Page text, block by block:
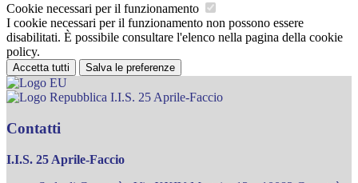
Cookie necessari per il funzionamento
I cookie necessari per il funzionamento non possono essere
disabilitati. È possibile consultare l'elenco nella pagina della cookie
policy.
Accetta tutti Salva le preferenze
I.I.S. 25 Aprile-Faccio
Contatti
I.I.S. 25 Aprile-Faccio